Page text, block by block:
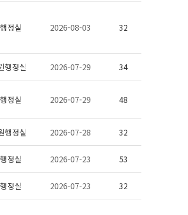
정실 2026-08-03 32
행정실 2026-07-29 34
정실 2026-07-29 48
행정실 2026-07-28 32
정실 2026-07-23 53
정실 2026-07-23 32